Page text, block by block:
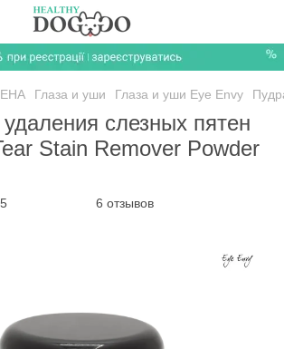
Глаза и уши Глаза и уши Eye Envy
слезных пятен
Stain Remover Powder
6 отзывов